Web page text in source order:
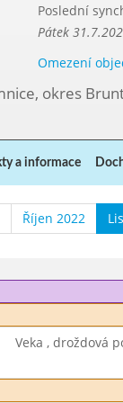
Poslední
Pátek
Omezení
okres
a informace
Říjen 2022
Veka , droždová